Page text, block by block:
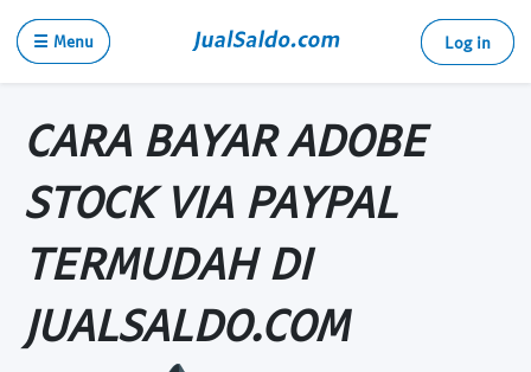
☰ Menu Log in
CARA BAYAR ADOBE
STOCK VIA PAYPAL
TERMUDAH DI
JUALSALDO.COM